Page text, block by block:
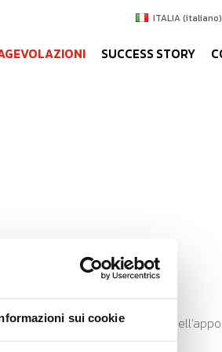
sui cookie
ITALIA(italiano)
SUCCESS STORY
imprese.
o le società di TEM, iscritti